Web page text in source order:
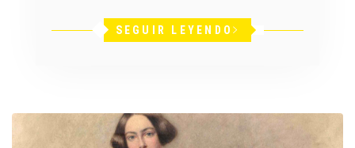
SEGUIR LEYENDO